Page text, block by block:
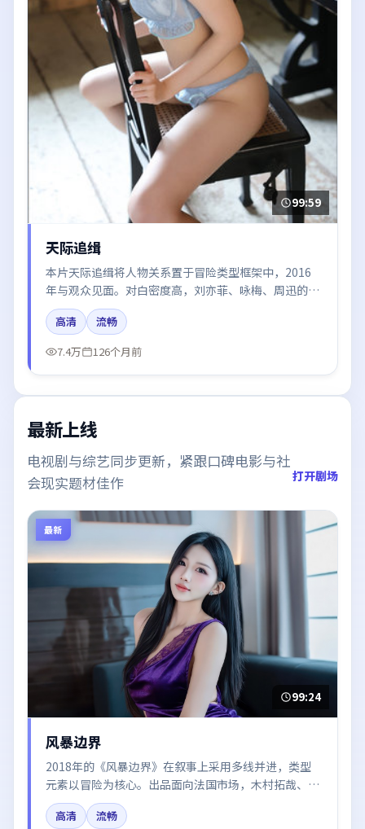
99:59
天际追缉
本片天际追缉将人物关系置于冒险类型框架中，2016
年与观众见面。对白密度高，刘亦菲、咏梅、周迅的台
词节奏值得关注；整体气质偏中国大陆都市与冷色调摄
影。
高清
流畅
7.4万
126个月前
最新上线
电视剧与综艺同步更新，紧跟口碑电影与社
会现实题材佳作
打开剧场
最新
99:24
风暴边界
2018年的《风暴边界》在叙事上采用多线并进，类型
元素以冒险为核心。出品面向法国市场，木村拓哉、谭
卓、张子枫、河正宇、梁朝伟所饰角色推动关键反转，
结尾留白引发讨论。
高清
流畅